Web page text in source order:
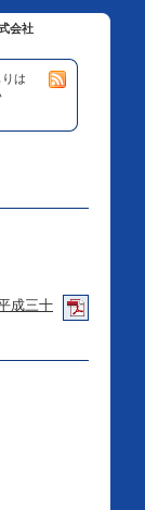
会社
は
成三十